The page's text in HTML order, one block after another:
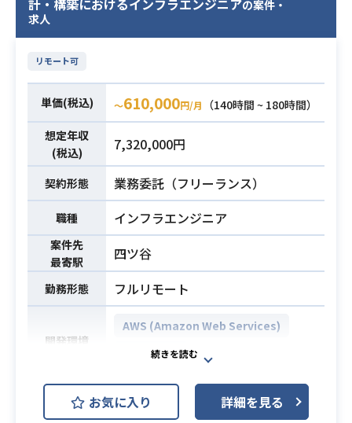
ーへの技術支援
※詳細は面談時にお伝えします。
必須スキル
・インフラ領域でのPMまたはPL経
験（2年以上）
・進捗管理、課題管理、要員管理の
経験
・顧客または社内他部署との折衝経
験
・要件定義、要件ヒアリング、合意
形成の経験
・インフラ案件の工数見積もり、提
案書作成の経験
・LinuxまたはWindowsサーバーの設
・AWS、Azure、Google Cloudいず
れかの設計、構築または移行経験
業務内容
化を推進いただきます。
下記の業務を担っていただく想定で
す。
・AWS Organizationsを用いたマル
チアカウントの統制管理（SCPの設
計・検証・適用）の実施
・各種セキュリティ・監査ログの集
約および監視基盤（CloudTrail、Gua
rdDuty、Security Hub等）の運用
・GitHubのOrganization/マスターア
カウントの管理・運用（ポリシー設
定、アクセス権限管理、CI/CD環境の
整備）の推進
づくインフラコード（IaC: Terraform
等）のレビューおよび展開の対応
・AWS環境におけるインフラ設計・
計・構築におけるインフラエンジニアの案件・
求人
リモート可
単価(税込) 〜610,000円/月
（140時間 ~ 180時間）
想定年収
(税込)
7,320,000円
契約形態 業務委託（フリーランス）
職種 インフラエンジニア
案件先
最寄駅
四ツ谷
勤務形態 フルリモート
開発環境
AWS (Amazon Web Services)
Terraform
求人サービス向けAWSインフラの設
計、構築、および運用改善業務をお
お気に入り 詳細を見る